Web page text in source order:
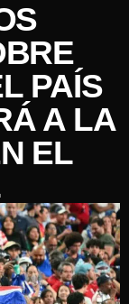
PAÍS
A LA
EL